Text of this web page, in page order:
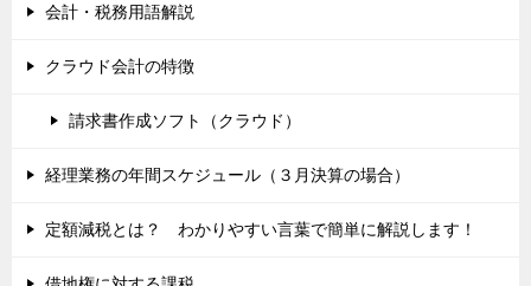
会計・税務用語解説
クラウド会計の特徴
請求書作成ソフト（クラウド）
経理業務の年間スケジュール（３月決算の場合）
定額減税とは？ わかりやすい言葉で簡単に解説します！